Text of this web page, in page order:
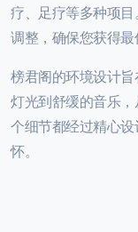
疗、足疗等多种项
调整，确保您获得最
榜君阁的环境设计
灯光到舒缓的音乐
个细节都经过精心
怀。